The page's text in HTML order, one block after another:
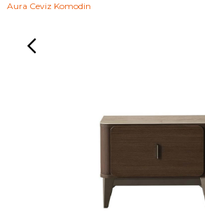
Aura Ceviz Komodin